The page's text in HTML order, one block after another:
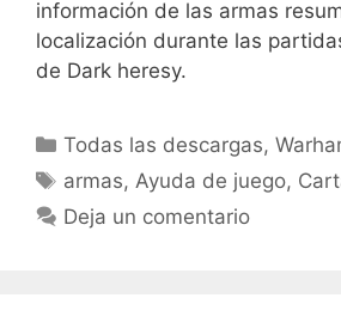
información de las armas
localización durante las
de Dark heresy.
Categorías
Todas las descargas,
Etiquetas
armas, Ayuda de juego,
Deja un comentario